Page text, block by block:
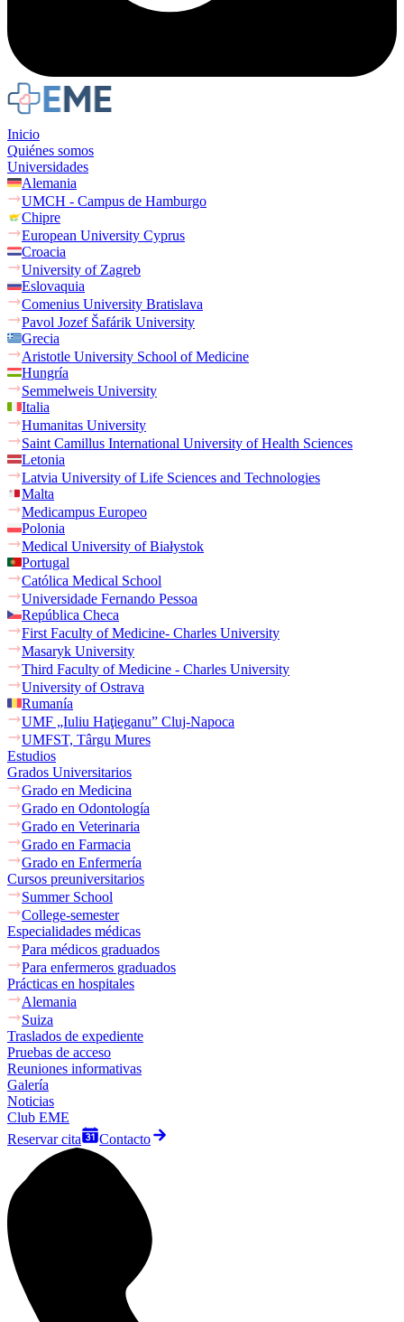
Inicio
Quiénes somos
Universidades
Alemania
UMCH - Campus de Hamburgo
Chipre
European University Cyprus
Croacia
University of Zagreb
Eslovaquia
Comenius University Bratislava
Pavol Jozef Šafárik University
Grecia
Aristotle University School of Medicine
Hungría
Semmelweis University
Italia
Humanitas University
Saint Camillus International University of Health Sciences
Letonia
Latvia University of Life Sciences and Technologies
Malta
Medicampus Europeo
Polonia
Medical University of Białystok
Portugal
Católica Medical School
Universidade Fernando Pessoa
República Checa
First Faculty of Medicine- Charles University
Masaryk University
Third Faculty of Medicine - Charles University
University of Ostrava
Rumanía
UMF „Iuliu Haţieganu” Cluj-Napoca
UMFST, Târgu Mures
Estudios
Grados Universitarios
Grado en Medicina
Grado en Odontología
Grado en Veterinaria
Grado en Farmacia
Grado en Enfermería
Cursos preuniversitarios
Summer School
College-semester
Especialidades médicas
Para médicos graduados
Para enfermeros graduados
Prácticas en hospitales
Alemania
Suiza
Traslados de expediente
Pruebas de acceso
Reuniones informativas
Galería
Noticias
Club EME
Reservar cita
Contacto